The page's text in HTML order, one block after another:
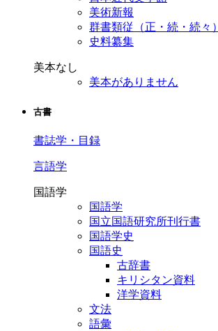
美術新報
群書類従（正・続・続々）
史料纂集
美本なし
美本がありません
古書
書誌学・目録
言語学
国語学
国語学
国立国語研究所刊行書
国語学史
国語史
古辞書
キリシタン資料
洋学資料
文法
語彙